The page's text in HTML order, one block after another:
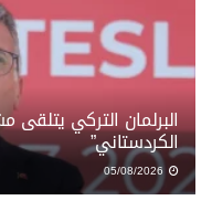
البرلمان التركي يتلقى
الكردستاني”